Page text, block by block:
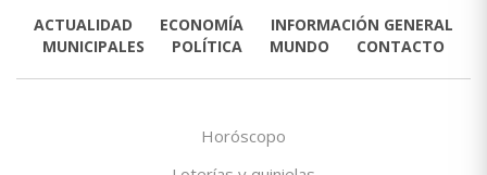
ACTUALIDAD ECONOMÍA
INFORMACIÓN GENERAL
MUNICIPALES
POLÍTICA MUNDO CONTACTO
Horóscopo